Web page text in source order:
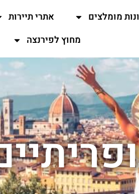
מומלצים אתרי תיירות
מחוץ לפירנצה